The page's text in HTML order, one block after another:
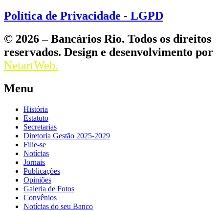
Política de Privacidade - LGPD
© 2026 – Bancários Rio. Todos os direitos
reservados. Design e desenvolvimento por
NetartWeb.
Menu
História
Estatuto
Secretarias
Diretoria Gestão 2025-2029
Filie-se
Notícias
Jornais
Publicações
Opiniões
Galeria de Fotos
Convênios
Notícias do seu Banco